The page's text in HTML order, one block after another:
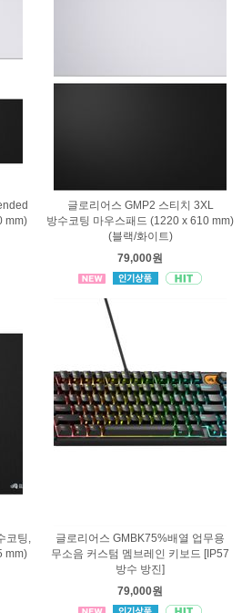
mm)
글로리어스 GMP2 스티치 3XL
방수코팅 마우스패드 (1220 x 610 mm)
(블랙/화이트)
79,000원
코팅,
mm)
글로리어스 GMBK75%배열 업무용
무소음 커스텀 멤브레인 키보드 [IP57
방수 방진]
79,000원